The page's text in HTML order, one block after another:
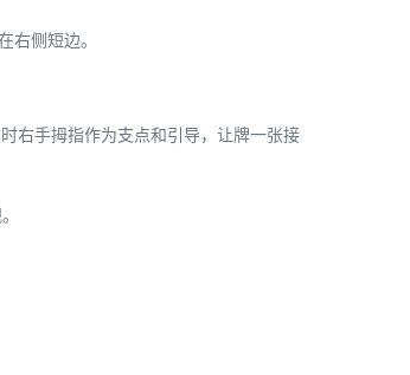
右侧短边。
右手拇指作为支点和引导，让牌一张接